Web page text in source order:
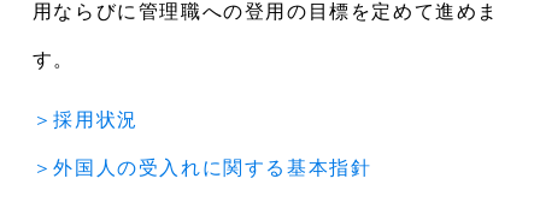
用ならびに管理職への登用の目標を定めて進めま
す。
＞採用状況
＞外国人の受入れに関する基本指針